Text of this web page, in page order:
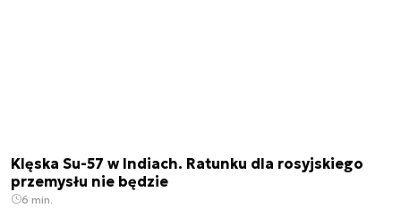
Klęska Su-57 w Indiach. Ratunku dla rosyjskiego
przemysłu nie będzie
6 min.